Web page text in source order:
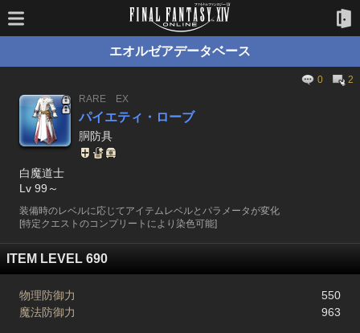
エオルゼアデータベース
0
2
RARE
EX
パイエティ・ローブ
胴防具
白魔道士
Lv 99～
装備時のレベルに応じてアイテムレベルとパラメータが変化
[特定クエストのコンプリートにより染色可能]
ITEM LEVEL 690
物理防御力
550
魔法防御力
963